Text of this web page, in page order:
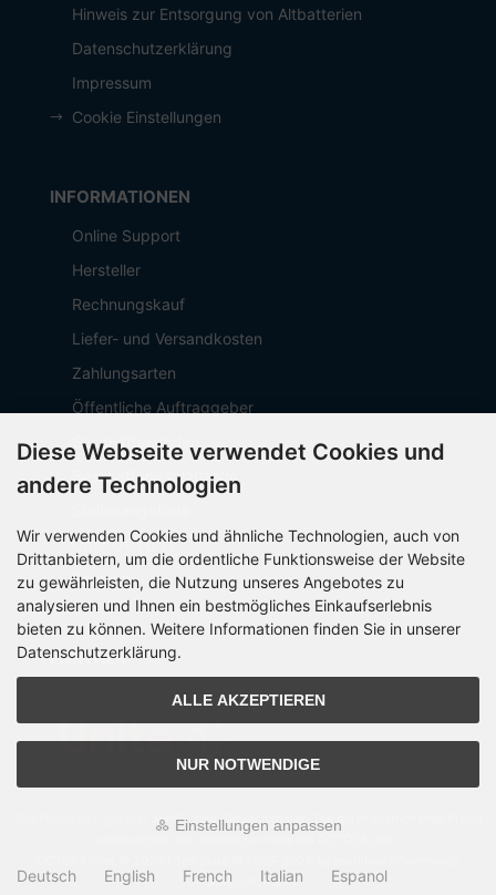
Hinweis zur Entsorgung von Altbatterien
Datenschutzerklärung
Impressum
Cookie Einstellungen
INFORMATIONEN
Online Support
Hersteller
Rechnungskauf
Liefer- und Versandkosten
Zahlungsarten
Öffentliche Auftraggeber
Geschäftskunden
Beschaffungsplattform
Über OCTO IT
Sitemap
PARTNER
Alle Preise inkl. gesetzl. MwSt. zzgl.Versandkosten
Shopsoftware
Diese Webseite verwendet Cookies und
andere Technologien
Wir verwenden Cookies und ähnliche Technologien, auch von
Drittanbietern, um die ordentliche Funktionsweise der Website
zu gewährleisten, die Nutzung unseres Angebotes zu
analysieren und Ihnen ein bestmögliches Einkaufserlebnis
bieten zu können. Weitere Informationen finden Sie in unserer
Datenschutzerklärung.
ALLE AKZEPTIEREN
NUR NOTWENDIGE
Einstellungen anpassen
Deutsch English French Italian
Espanol